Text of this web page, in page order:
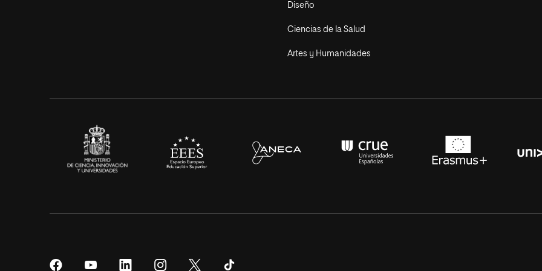
Diseño
Ciencias de la Salud
Artes y Humanidades
SíguenosSíguenos SíguenosSíguenos Síguenos